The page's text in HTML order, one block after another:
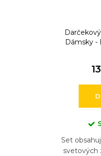
Dámsky -
Set
svetových